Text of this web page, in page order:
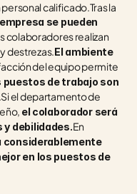
calificado.Tras la
se pueden
colaboradores realizan
destrezas.El ambiente
del equipo permite
puestos de trabajo son
el departamento de
el colaborador será
y debilidades.En
considerablemente
en los puestos de